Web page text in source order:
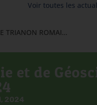
Voir toutes les
PROJECTION DU FILM « GREEN BOOK », CINÉMA LE TRIANON ROMAINVILLE
et de
2024